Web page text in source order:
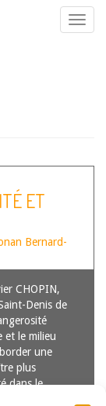
ET
RONDE
Bernard-
CHOPIN,
Denis de
et le milieu
une
plus
dans le